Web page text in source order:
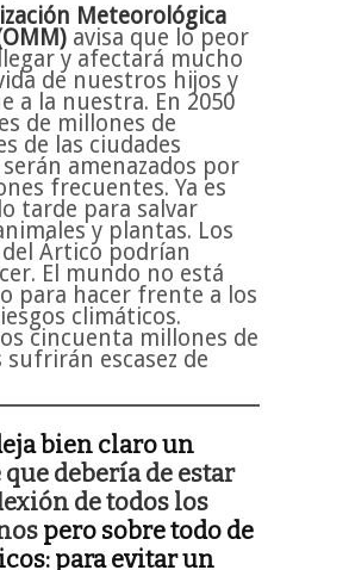
Meteorológica
avisa que lo peor
y afectará mucho
de nuestros hijos y
a la nuestra. En 2050
de millones de
de las ciudades
amenazados por
frecuentes. Ya es
tarde para salvar
y plantas. Los
Ártico podrían
El mundo no está
para hacer frente a los
climáticos.
cincuenta millones de
sufrirán escasez de
bien claro un
debería de estar
de todos los
pero sobre todo de
para evitar un